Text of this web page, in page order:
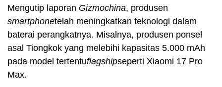
Mengutip laporan Gizmochina, produsen
smartphonetelah meningkatkan teknologi dalam
baterai perangkatnya. Misalnya, produsen ponsel
asal Tiongkok yang melebihi kapasitas 5.000 mAh
pada model tertentuflagshipseperti Xiaomi 17 Pro
Max.